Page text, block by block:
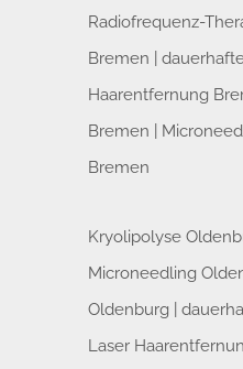
Radiofrequenz-
Bremen
Haarentfernung
Bremen
Bremen
Kryolipolyse
Microneedling
Oldenburg
Laser